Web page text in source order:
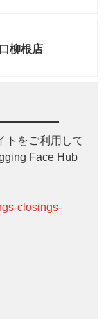
柳根店
トをご利用して
Face Hub
closings-